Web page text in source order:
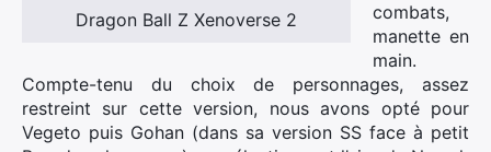
Dragon Ball Z Xenoverse 2
combats,
manette en
main.
Compte-tenu du choix de personnages, assez
restreint sur cette version, nous avons opté pour
Vegeto puis Gohan (dans sa version SS face à petit